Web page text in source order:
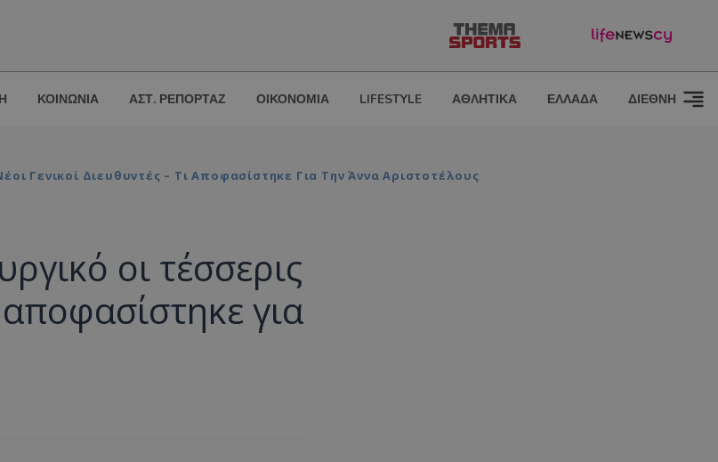
ΚΟΙΝΩΝΙΑ ΑΣΤ. ΡΕΠΟΡΤΑΖ ΟΙΚΟΝΟΜΙΑ LIFESTYLE ΑΘΛΗΤΙΚΑ ΕΛΛΑΔΑ ΔΙΕΘΝΗ
Γενικοί Διευθυντές – Τι Αποφασίστηκε Για Την Άννα Αριστοτέλους
οι τέσσερις
αποφασίστηκε για